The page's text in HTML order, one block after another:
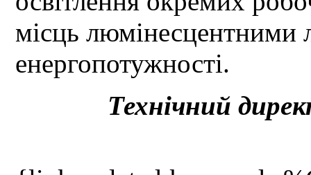
місць
енергопотужності.
Технічний